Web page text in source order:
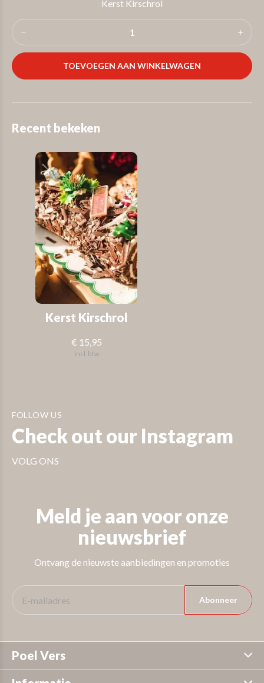
Kerst Kirschrol
TOEVOEGEN AAN WINKELWAGEN
Recent bekeken
Kerst Kirschrol
€ 15,95
Incl. btw
FOLLOW US
Check out our Instagram
VOLG ONS
Meld je aan voor onze
nieuwsbrief
Ontvang de nieuwste aanbiedingen en promoties
Abonneer
Poel Vers